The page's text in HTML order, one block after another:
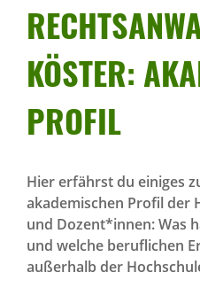
Praxis & Unternehmen
Hochschule
Infoveranstaltungen
KÖSTER:
PROFIL
Hier erfährst du einiges
akademischen Profil der
und Dozent*innen: Was
und welche beruflichen
außerhalb der